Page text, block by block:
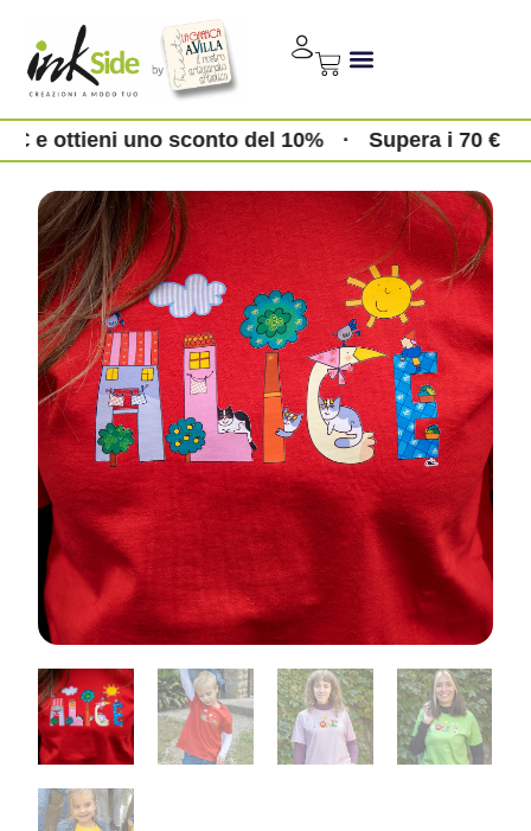
€ e ottieni uno sconto del 10% Supera i 70 € e